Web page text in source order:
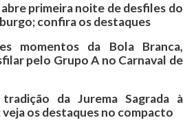
primeira noite de desfiles do
confira os destaques
momentos da Bola Branca,
pelo Grupo A no Carnaval de
da Jurema Sagrada à
veja os destaques no compacto